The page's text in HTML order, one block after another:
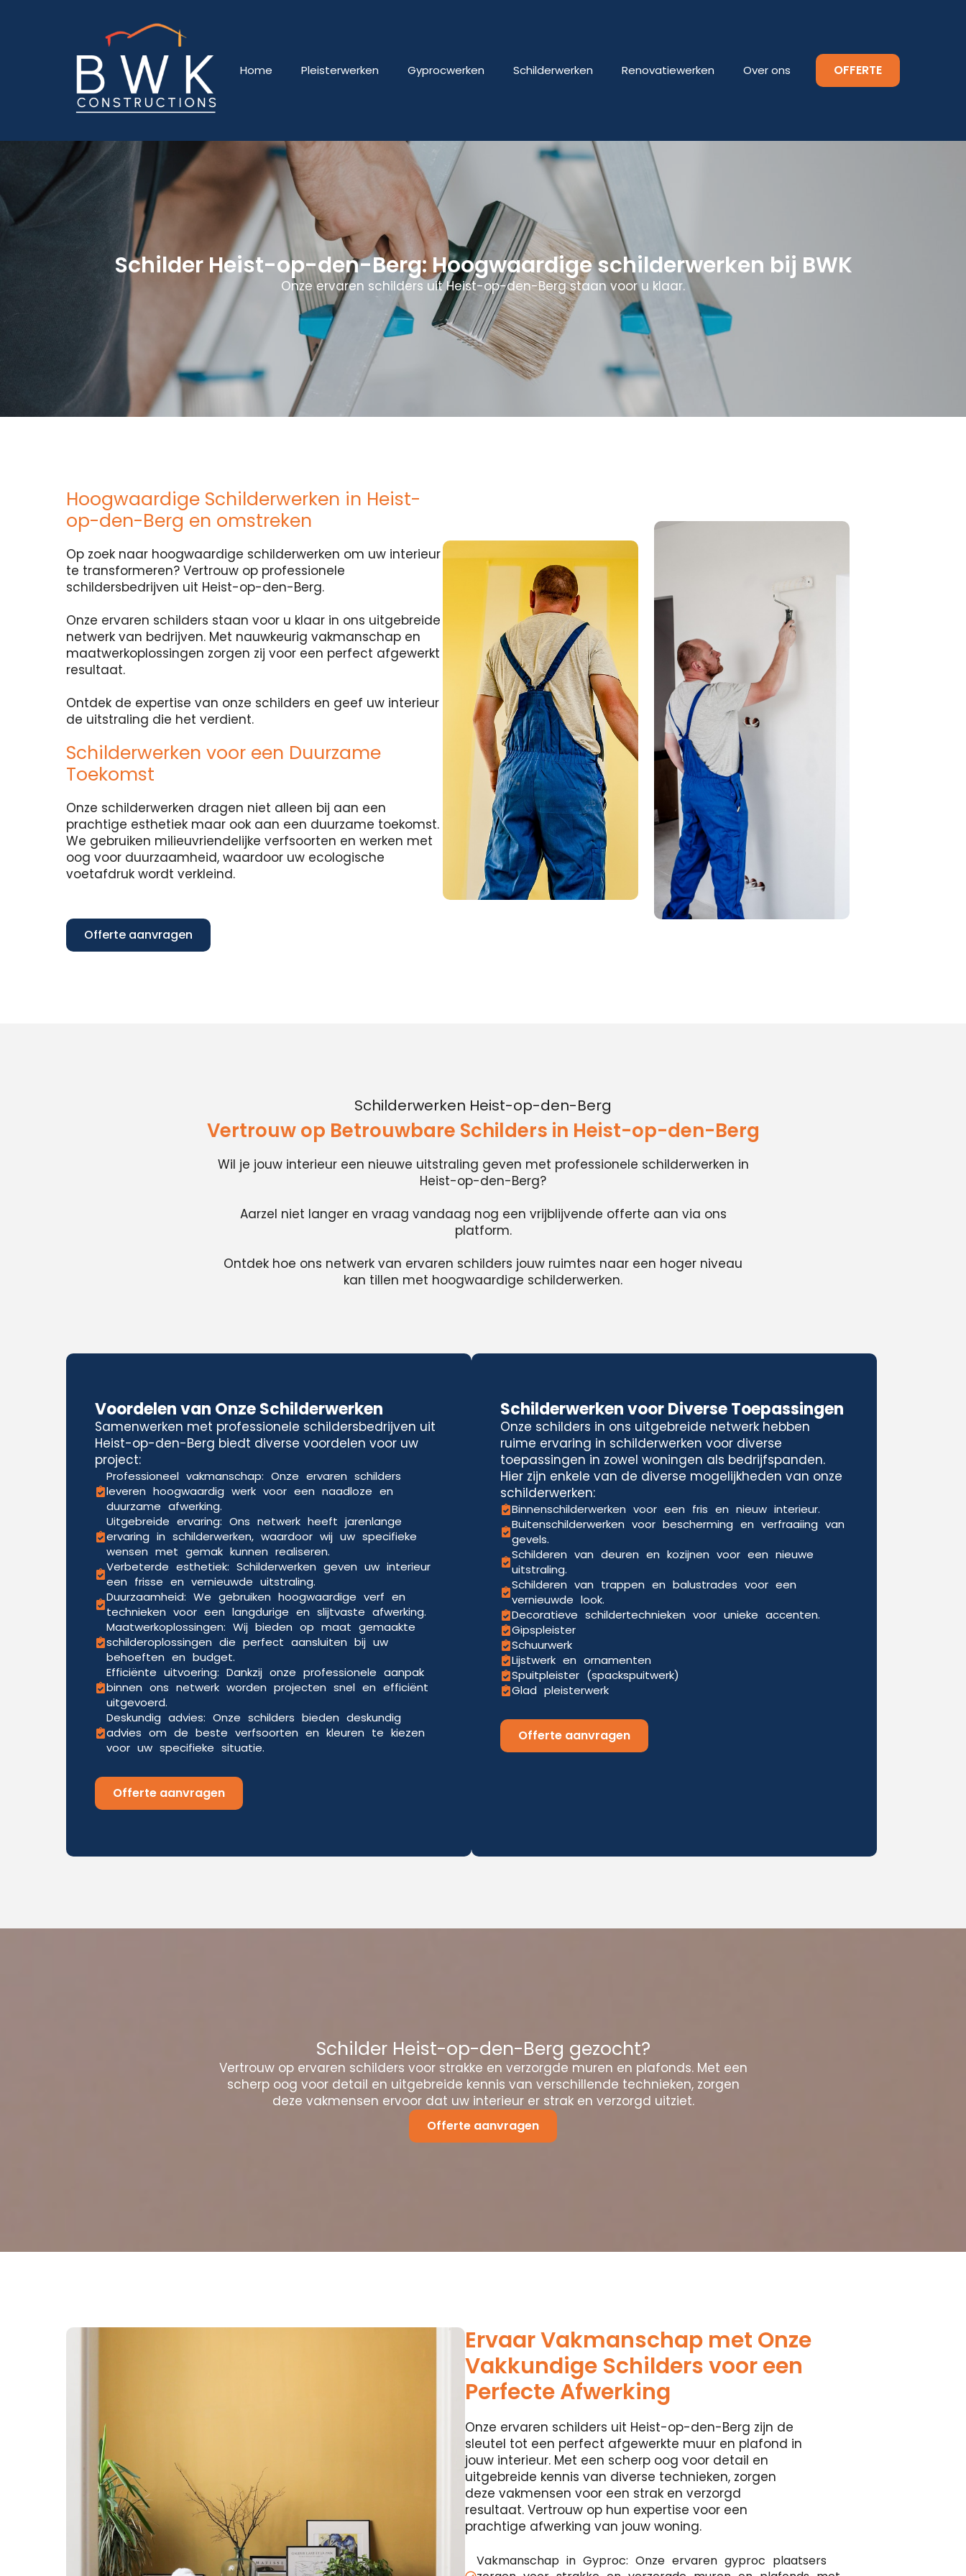
Home Pleisterwerken Gyprocwerken Schilderwerken Renovatiewerken Over ons OFFERTE
Schilder Heist-op-den-Berg: Hoogwaardige schilderwerken bij BWK
Onze ervaren schilders uit Heist-op-den-Berg staan voor u klaar.
Hoogwaardige Schilderwerken in Heist-
op-den-Berg en omstreken
Op zoek naar hoogwaardige schilderwerken om uw interieur
te transformeren? Vertrouw op professionele
schildersbedrijven uit Heist-op-den-Berg.
Onze ervaren schilders staan voor u klaar in ons uitgebreide
netwerk van bedrijven. Met nauwkeurig vakmanschap en
maatwerkoplossingen zorgen zij voor een perfect afgewerkt
resultaat.
Ontdek de expertise van onze schilders en geef uw interieur
de uitstraling die het verdient.
Schilderwerken voor een Duurzame
Toekomst
Onze schilderwerken dragen niet alleen bij aan een
prachtige esthetiek maar ook aan een duurzame toekomst.
We gebruiken milieuvriendelijke verfsoorten en werken met
oog voor duurzaamheid, waardoor uw ecologische
voetafdruk wordt verkleind.
Offerte aanvragen
Schilderwerken Heist-op-den-Berg
Vertrouw op Betrouwbare Schilders in Heist-op-den-Berg
Wil je jouw interieur een nieuwe uitstraling geven met professionele schilderwerken in
Heist-op-den-Berg?
Aarzel niet langer en vraag vandaag nog een vrijblijvende offerte aan via ons
platform.
Ontdek hoe ons netwerk van ervaren schilders jouw ruimtes naar een hoger niveau
kan tillen met hoogwaardige schilderwerken.
Voordelen van Onze Schilderwerken
Samenwerken met professionele schildersbedrijven uit
Heist-op-den-Berg biedt diverse voordelen voor uw
project:
Professioneel vakmanschap: Onze ervaren schilders
leveren hoogwaardig werk voor een naadloze en
duurzame afwerking.
Uitgebreide ervaring: Ons netwerk heeft jarenlange
ervaring in schilderwerken, waardoor wij uw specifieke
wensen met gemak kunnen realiseren.
Verbeterde esthetiek: Schilderwerken geven uw interieur
een frisse en vernieuwde uitstraling.
Duurzaamheid: We gebruiken hoogwaardige verf en
technieken voor een langdurige en slijtvaste afwerking.
Maatwerkoplossingen: Wij bieden op maat gemaakte
schilderoplossingen die perfect aansluiten bij uw
behoeften en budget.
Efficiënte uitvoering: Dankzij onze professionele aanpak
binnen ons netwerk worden projecten snel en efficiënt
uitgevoerd.
Deskundig advies: Onze schilders bieden deskundig
advies om de beste verfsoorten en kleuren te kiezen
voor uw specifieke situatie.
Offerte aanvragen
Schilderwerken voor Diverse Toepassingen
Onze schilders in ons uitgebreide netwerk hebben
ruime ervaring in schilderwerken voor diverse
toepassingen in zowel woningen als bedrijfspanden.
Hier zijn enkele van de diverse mogelijkheden van onze
schilderwerken:
Binnenschilderwerken voor een fris en nieuw interieur.
Buitenschilderwerken voor bescherming en verfraaiing van
gevels.
Schilderen van deuren en kozijnen voor een nieuwe
uitstraling.
Schilderen van trappen en balustrades voor een
vernieuwde look.
Decoratieve schildertechnieken voor unieke accenten.
Gipspleister
Schuurwerk
Lijstwerk en ornamenten
Spuitpleister (spackspuitwerk)
Glad pleisterwerk
Offerte aanvragen
Schilder Heist-op-den-Berg gezocht?
Vertrouw op ervaren schilders voor strakke en verzorgde muren en plafonds. Met een
scherp oog voor detail en uitgebreide kennis van verschillende technieken, zorgen
deze vakmensen ervoor dat uw interieur er strak en verzorgd uitziet.
Offerte aanvragen
Ervaar Vakmanschap met Onze
Vakkundige Schilders voor een
Perfecte Afwerking
Onze ervaren schilders uit Heist-op-den-Berg zijn de
sleutel tot een perfect afgewerkte muur en plafond in
jouw interieur. Met een scherp oog voor detail en
uitgebreide kennis van diverse technieken, zorgen
deze vakmensen voor een strak en verzorgd
resultaat. Vertrouw op hun expertise voor een
prachtige afwerking van jouw woning.
Vakmanschap in Gyproc: Onze ervaren gyproc plaatsers